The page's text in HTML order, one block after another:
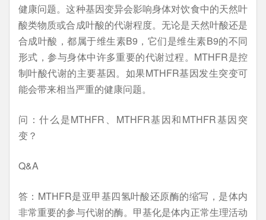
健康问题。这种基因变异会影响身体对饮食中的天然叶
酸类物质或合成叶酸的代谢程度。无论是天然叶酸还是
合成叶酸，都属于维生素B9，它们是维生素B9的不同
形式，参与身体中许多重要的代谢过程。MTHFR是控
制叶酸代谢的主要基因。如果MTHFR基因发生突变可
能会带来相当严重的健康问题。
问：什么是MTHFR、MTHFR基因和MTHFR基因突
变？
Q&A
答：MTHFR是亚甲基四氢叶酸还原酶的缩写，是体内
非常重要的参与代谢的酶。甲基化是体内正常生理活动